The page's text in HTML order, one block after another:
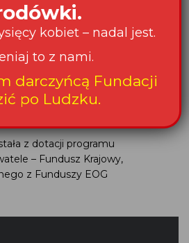
z dotacji programu
– Fundusz Krajowy,
z Funduszy EOG
kobiet – nadal jest.
to z nami.
darczyńcą Fundacji
po Ludzku.